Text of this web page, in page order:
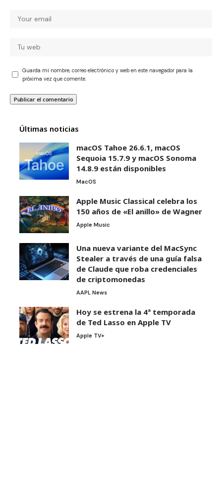
Guarda mi nombre, correo electrónico y web en este navegador para la
próxima vez que comente.
Últimas noticias
macOS Tahoe 26.6.1, macOS
Sequoia 15.7.9 y macOS Sonoma
14.8.9 están disponibles
MacOS
Apple Music Classical celebra los
150 años de «El anillo» de Wagner
Apple Music
Una nueva variante del MacSync
Stealer a través de una guía falsa
de Claude que roba credenciales
de criptomonedas
AAPL News
Hoy se estrena la 4ª temporada
de Ted Lasso en Apple TV
Apple TV+